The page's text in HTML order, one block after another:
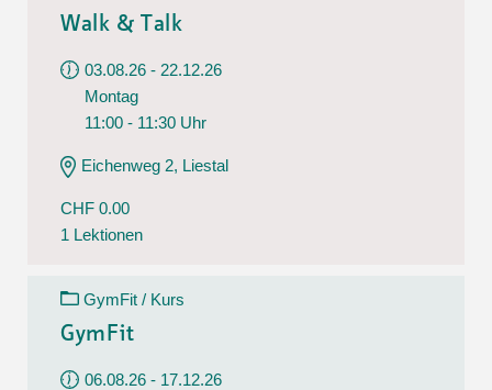
Walk & Talk
03.08.26 - 22.12.26
Montag
11:00 - 11:30 Uhr
Eichenweg 2, Liestal
CHF 0.00
1 Lektionen
GymFit / Kurs
GymFit
06.08.26 - 17.12.26